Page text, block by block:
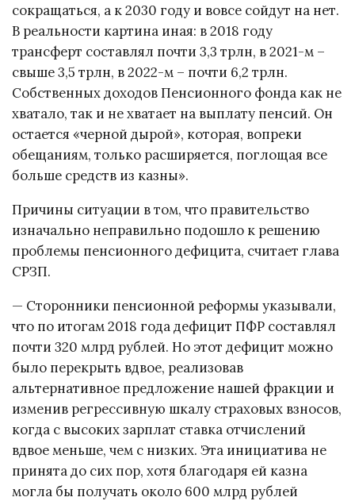
сокращаться, а к 2030 году и вовсе сойдут на нет.
В реальности картина иная: в 2018 году
трансферт составлял почти 3,3 трлн, в 2021-м –
свыше 3,5 трлн, в 2022-м – почти 6,2 трлн.
Собственных доходов Пенсионного фонда как не
хватало, так и не хватает на выплату пенсий. Он
остается «черной дырой», которая, вопреки
обещаниям, только расширяется, поглощая все
больше средств из казны».
Причины ситуации в том, что правительство
изначально неправильно подошло к решению
проблемы пенсионного дефицита, считает глава
СРЗП.
— Сторонники пенсионной реформы указывали,
что по итогам 2018 года дефицит ПФР составлял
почти 320 млрд рублей. Но этот дефицит можно
было перекрыть вдвое, реализовав
альтернативное предложение нашей фракции и
изменив регрессивную шкалу страховых взносов,
когда с высоких зарплат ставка отчислений
вдвое меньше, чем с низких. Эта инициатива не
принята до сих пор, хотя благодаря ей казна
могла бы получать около 600 млрд рублей